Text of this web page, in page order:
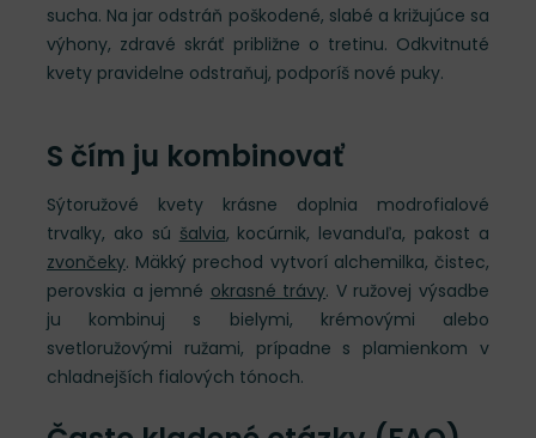
sucha. Na jar odstráň poškodené, slabé a križujúce sa
výhony, zdravé skráť približne o tretinu. Odkvitnuté
kvety pravidelne odstraňuj, podporíš nové puky.
S čím ju kombinovať
Sýtoružové kvety krásne doplnia modrofialové
trvalky, ako sú šalvia, kocúrnik, levanduľa, pakost a
zvončeky. Mäkký prechod vytvorí alchemilka, čistec,
perovskia a jemné okrasné trávy. V ružovej výsadbe
ju kombinuj s bielymi, krémovými alebo
svetloružovými ružami, prípadne s plamienkom v
chladnejších fialových tónoch.